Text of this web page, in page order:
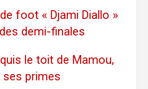
foot « Djami Diallo »
demi-finales
le toit de Mamou,
ses primes